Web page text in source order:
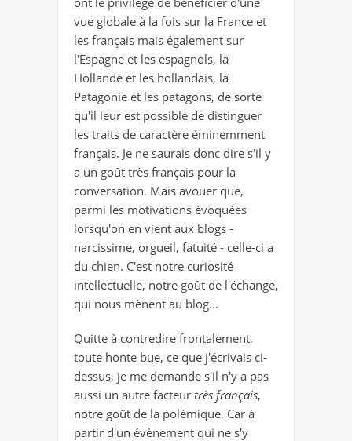
vue globale à la fois sur la France et
les français mais également sur
l'Espagne et les espagnols, la
Hollande et les hollandais, la
Patagonie et les patagons, de sorte
qu'il leur est possible de distinguer
les traits de caractère éminemment
français. Je ne saurais donc dire s'il y
a un goût très français pour la
conversation. Mais avouer que,
parmi les motivations évoquées
lorsqu'on en vient aux blogs -
narcissime, orgueil, fatuité - celle-ci a
du chien. C'est notre curiosité
intellectuelle, notre goût de l'échange,
qui nous mènent au blog...
Quitte à contredire frontalement,
toute honte bue, ce que j'écrivais ci-
dessus, je me demande s'il n'y a pas
aussi un autre facteur très français,
notre goût de la polémique. Car à
partir d'un évènement qui ne s'y